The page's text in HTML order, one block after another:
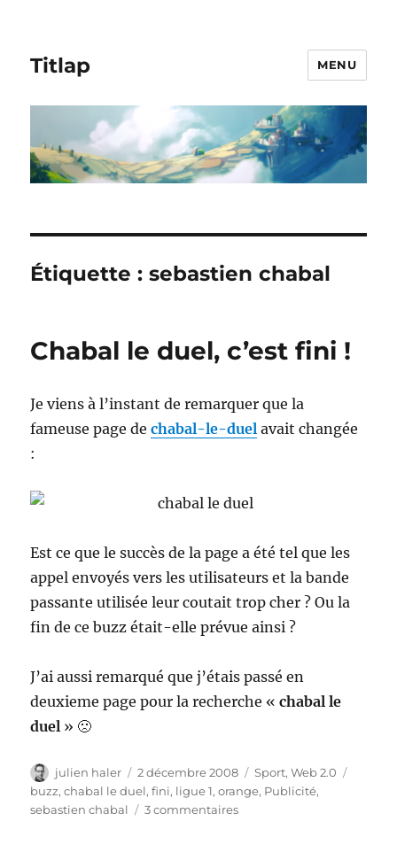
Titlap MENU
Étiquette :sebastien chabal
Chabal le duel, c’est fini !
Je viens à l’instant de remarquer que la
fameuse page dechabal-le-duel avait changée
:
Est ce que le succès de la page a été tel que les
appel envoyés vers les utilisateurs et la bande
passante utilisée leur coutait trop cher ? Ou la
fin de ce buzz était-elle prévue ainsi ?
J’ai aussi remarqué que j’étais passé en
deuxieme page pour la recherche «chabal le
duel » 🙁
Auteur
julien haler
Publié
le
2 décembre 2008 Catégories
Sport,Web 2.0
buzz,chabal le duel,fini, ligue 1,orange, Publicité,
sebastien chabal
3 commentairessur